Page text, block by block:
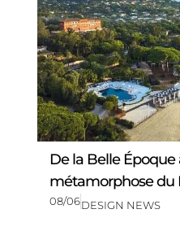
De la Belle Époque
métamorphose du
08/06DESIGN NEWS